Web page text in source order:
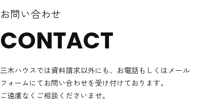
お問い合わせ
CONTACT
三木ハウスでは資料請求以外にも、 お電話もしくはメール
フォームにてお問い合わせを受け付けております。
ご遠慮なくご相談くださいませ。